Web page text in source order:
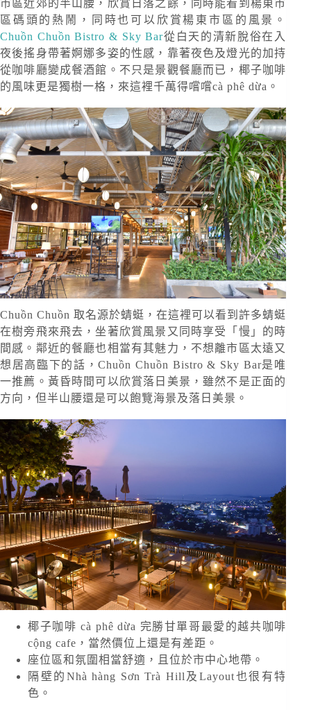
市區近郊的半山腰，欣賞日落之餘，同時能看到楊東市
區碼頭的熱鬧，同時也可以欣賞楊東市區的風景。
Chuồn Chuồn Bistro & Sky Bar從白天的清新脫俗在入
夜後搖身帶著婀娜多姿的性感，靠著夜色及燈光的加持
從咖啡廳變成餐酒館。不只是景觀餐廳而已，椰子咖啡
的風味更是獨樹一格，來這裡千萬得嚐嚐cà phê dừa。
Chuồn Chuồn 取名源於蜻蜓，在這裡可以看到許多蜻蜓
在樹旁飛來飛去，坐著欣賞風景又同時享受「慢」的時
間感。鄰近的餐廳也相當有其魅力，不想離市區太遠又
想居高臨下的話，Chuồn Chuồn Bistro & Sky Bar是唯
一推薦。黃昏時間可以欣賞落日美景，雖然不是正面的
方向，但半山腰還是可以飽覽海景及落日美景。
椰子咖啡 cà phê dừa 完勝甘單哥最愛的越共咖啡
cộng cafe，當然價位上還是有差距。
座位區和氛圍相當舒適，且位於市中心地帶。
隔壁的Nhà hàng Sơn Trà Hill及Layout也很有特
色。